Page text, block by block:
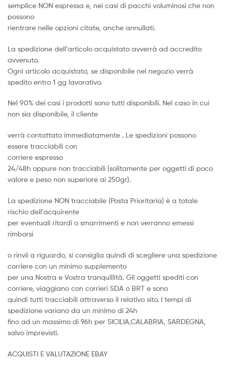
semplice NON espressa e, nei casi di pacchi voluminosi che non
possono
rientrare nelle opzioni citate, anche annullati.
La spedizione dell’articolo acquistato avverrà ad accredito
avvenuto.
Ogni articolo acquistato, se disponibile nel negozio verrà
spedito entro 1 gg lavorativo.
Nel 90% dei casi i prodotti sono tutti disponibili. Nel caso in cui
non sia disponibile, il cliente
verrà contattato immediatamente . Le spedizioni possono
essere tracciabili con
corriere espresso
24/48h oppure non tracciabili (solitamente per oggetti di poco
valore e peso non superiore ai 250gr).
La spedizione NON tracciabile (Posta Prioritaria) è a totale
rischio dell’acquirente
per eventuali ritardi o smarrimenti e non verranno emessi
rimborsi
o rinvii a riguardo, si consiglia quindi di scegliere una spedizione
corriere con un minimo supplemento
per una Nostra e Vostra tranquillità. Gli oggetti spediti con
corriere, viaggiano con corrieri SDA o BRT e sono
quindi tutti tracciabili attraverso il relativo sito. I tempi di
spedizione variano da un minimo di 24h
fino ad un massimo di 96h per SICILIA,CALABRIA, SARDEGNA,
salvo imprevisti.
ACQUISTI E VALUTAZIONE EBAY